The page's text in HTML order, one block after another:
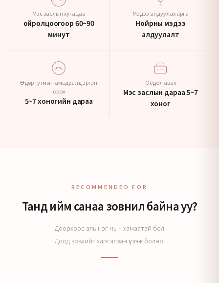
Мэс заслын хугацаа
ойролцоогоор 60~90
минут
Мэдээ алдуулах арга
Нойрны мэдээ
алдуулалт
Өдөр тутмын амьдралд эргэн
орох
5~7 хоногийн дараа
Оёдол авах
Мэс заслын дараа 5~7
хоног
RECOMMENDED FOR
Танд ийм санаа зовнил байна уу?
Доорхоос аль нэг нь ч хамаатай бол
Доод зовхийг харгалзан үзэж болно.